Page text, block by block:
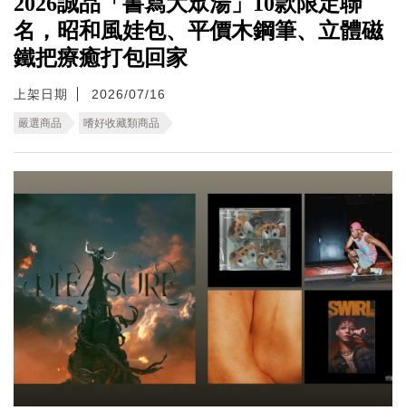
名，昭和風娃包、平價木鋼筆、立體磁
鐵把療癒打包回家
上架日期 2026/07/16
嚴選商品 嗜好收藏類商品